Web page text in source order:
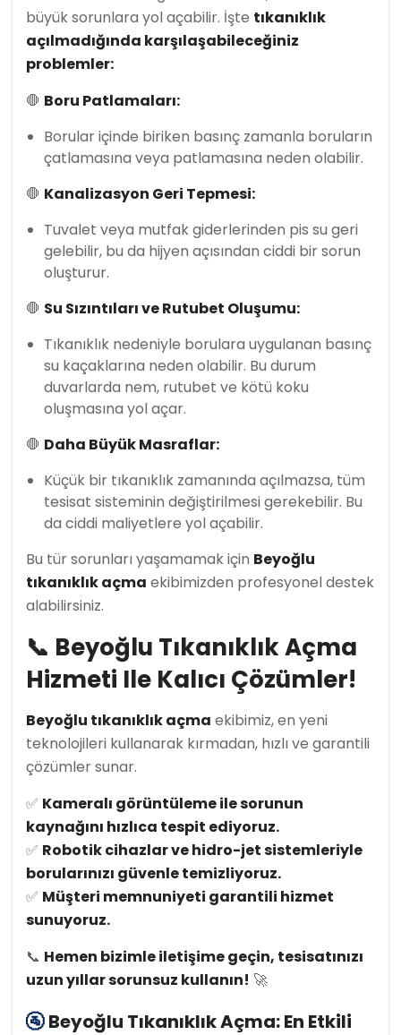
büyük sorunlara yol açabilir. İşte tıkanıklık
açılmadığında karşılaşabileceğiniz
problemler:
🛑 Boru Patlamaları:
Borular içinde biriken basınç zamanla boruların
çatlamasına veya patlamasına neden olabilir.
🛑 Kanalizasyon Geri Tepmesi:
Tuvalet veya mutfak giderlerinden pis su geri
gelebilir, bu da hijyen açısından ciddi bir sorun
oluşturur.
🛑 Su Sızıntıları ve Rutubet Oluşumu:
Tıkanıklık nedeniyle borulara uygulanan basınç
su kaçaklarına neden olabilir. Bu durum
duvarlarda nem, rutubet ve kötü koku
oluşmasına yol açar.
🛑 Daha Büyük Masraflar:
Küçük bir tıkanıklık zamanında açılmazsa, tüm
tesisat sisteminin değiştirilmesi gerekebilir. Bu
da ciddi maliyetlere yol açabilir.
Bu tür sorunları yaşamamak için Beyoğlu
tıkanıklık açma ekibimizden profesyonel destek
alabilirsiniz.
📞 Beyoğlu Tıkanıklık Açma
Hizmeti Ile Kalıcı Çözümler!
Beyoğlu tıkanıklık açma ekibimiz, en yeni
teknolojileri kullanarak kırmadan, hızlı ve garantili
çözümler sunar.
✅ Kameralı görüntüleme ile sorunun
kaynağını hızlıca tespit ediyoruz.
✅ Robotik cihazlar ve hidro-jet sistemleriyle
borularınızı güvenle temizliyoruz.
✅ Müşteri memnuniyeti garantili hizmet
sunuyoruz.
📞 Hemen bizimle iletişime geçin, tesisatınızı
uzun yıllar sorunsuz kullanın! 🚀
🚰Beyoğlu Tıkanıklık Açma: En Etkili